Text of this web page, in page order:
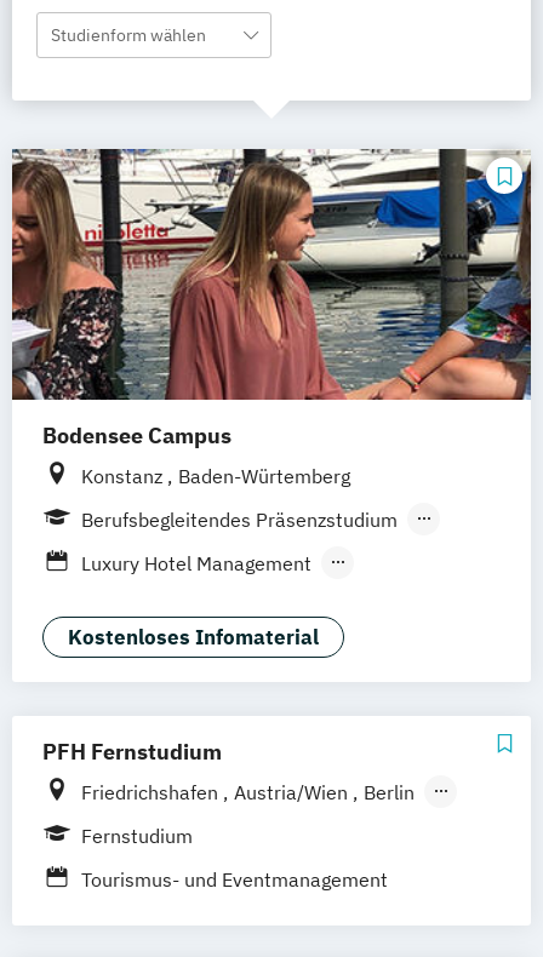
Studienform wählen
Bodensee Campus
Konstanz
Baden-Würtemberg
Berufsbegleitendes Präsenzstudium
Duales Studium
Luxury Hotel Management
Kostenloses Infomaterial
PFH Fernstudium
Friedrichshafen Austria/Wien
Berlin
Bielefeld
Göttingen
Hamburg Hannover
Kaiserslautern/Kusel Kiel Leipzig
Fernstudium
Tourismus- und Eventmanagement